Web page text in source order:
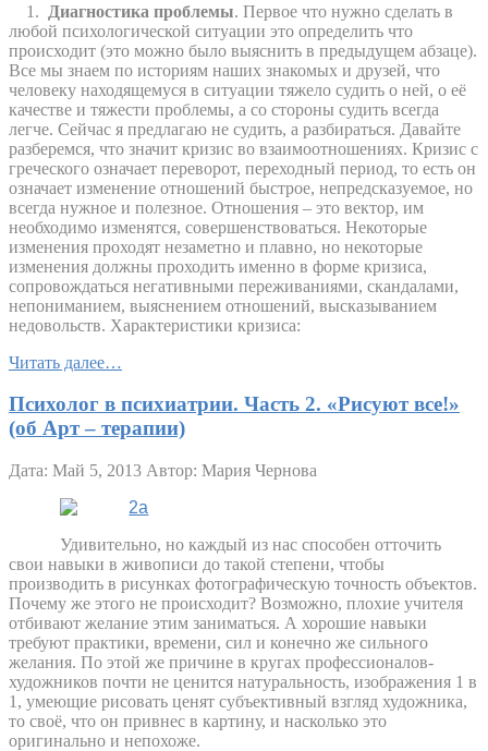
1.
Диагностика проблемы. Первое что нужно сделать в
любой психологической ситуации это определить что
происходит (это можно было выяснить в предыдущем абзаце).
Все мы знаем по историям наших знакомых и друзей, что
человеку находящемуся в ситуации тяжело судить о ней, о её
качестве и тяжести проблемы, а со стороны судить всегда
легче. Сейчас я предлагаю не судить, а разбираться. Давайте
разберемся, что значит кризис во взаимоотношениях. Кризис с
греческого означает переворот, переходный период, то есть он
означает изменение отношений быстрое, непредсказуемое, но
всегда нужное и полезное. Отношения – это вектор, им
необходимо изменятся, совершенствоваться. Некоторые
изменения проходят незаметно и плавно, но некоторые
изменения должны проходить именно в форме кризиса,
сопровождаться негативными переживаниями, скандалами,
непониманием, выяснением отношений, высказыванием
недовольств. Характеристики кризиса:
Читать далее…
Психолог в психиатрии. Часть 2. «Рисуют все!»
(об Арт – терапии)
Дата: Май 5, 2013 Автор: Мария Чернова
Удивительно, но каждый из нас способен отточить
свои навыки в живописи до такой степени, чтобы
производить в рисунках фотографическую точность объектов.
Почему же этого не происходит? Возможно, плохие учителя
отбивают желание этим заниматься. А хорошие навыки
требуют практики, времени, сил и конечно же сильного
желания. По этой же причине в кругах профессионалов-
художников почти не ценится натуральность, изображения 1 в
1, умеющие рисовать ценят субъективный взгляд художника,
то своё, что он привнес в картину, и насколько это
оригинально и непохоже.